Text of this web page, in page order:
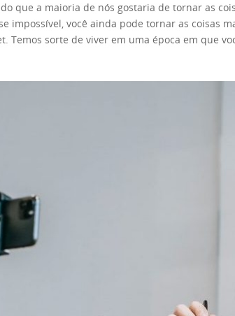
que a maioria de nós gostaria de tornar as
impossível, você ainda pode tornar as coisas
Temos sorte de viver em uma época em que
precisa de uma conexão sólida com a
de trabalho. Você obtém toda a liberdade
Neste guia, examinaremos a última opção.
pode crescer e se tornar sua principal fonte
dinheiro adicional? Este é um dos métodos
o freelancer. Se você já tem uma profissão,
acumulou habilidades e conhecimentos.
se tornar um freelancer totalmente
seus hobbies. Seja o que for, você pode
mais fácil é escrever sobre vários tópicos
principal. Fazer um esforço extra às vezes
esforço. Existem maneiras de ganhar
crowdsourcing. O exemplo mais famoso é
serviços funcionam de forma semelhante às